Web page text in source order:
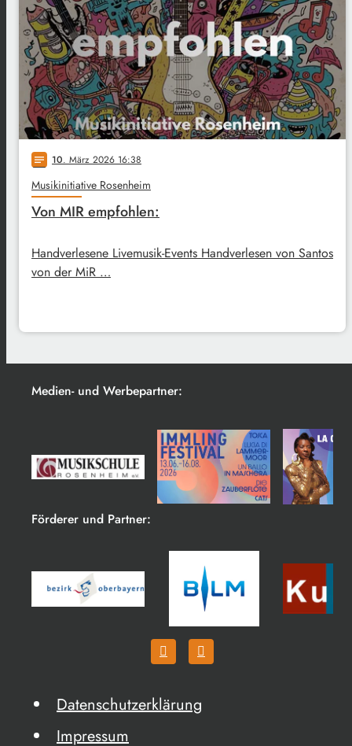
notes 10. März 2026 16:38
Musikinitiative Rosenheim
Von MIR empfohlen:
Handverlesene Livemusik-Events Handverlesen von Santos
von der MiR …
Medien- und Werbepartner:
Förderer und Partner:
Datenschutzerklärung
Impressum